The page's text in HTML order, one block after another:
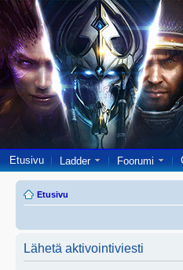
Etusivu Ladder Foorumi
Etusivu
Lähetä aktivointiviesti